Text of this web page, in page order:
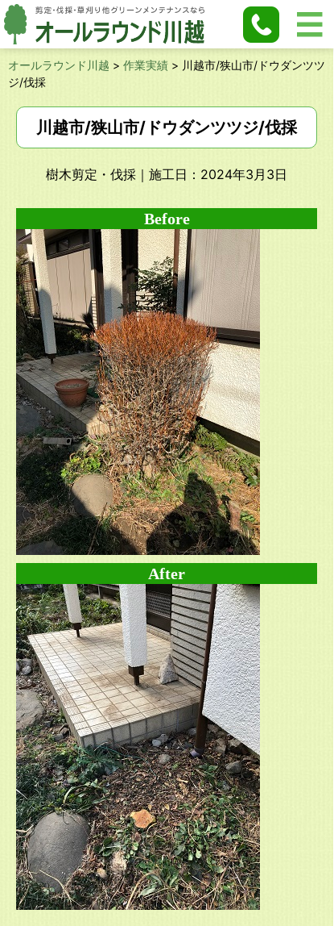
オールラウンド川越 > 作業実績 > 川越市/狭山市/ドウダンツツ
ジ/伐採
川越市/狭山市/ドウダンツツジ/伐採
樹木剪定・伐採 ｜施工日：2024年3月3日
Before
After